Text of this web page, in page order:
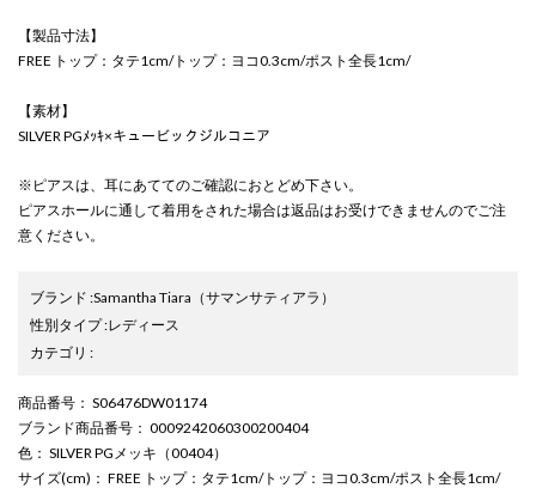
【製品寸法】
FREE トップ：タテ1cm/トップ：ヨコ0.3cm/ポスト全長1cm/
【素材】
SILVER PGﾒｯｷ×キュービックジルコニア
※ピアスは、耳にあててのご確認におとどめ下さい。
ピアスホールに通して着用をされた場合は返品はお受けできませんのでご注
意ください。
ブランド :Samantha Tiara （サマンサティアラ）
性別タイプ:レディース
カテゴリ :
商品番号 ： S06476DW01174
ブランド商品番号 ： 0009242060300200404
色 ： SILVER PGメッキ（00404）
サイズ(cm) ： FREE トップ：タテ1cm/トップ：ヨコ0.3cm/ポスト全長1cm/